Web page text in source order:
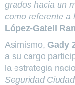
grados hacia un
como referente a
López-Gatell
Asimismo, Gady
a su cargo
la estrategia
Seguridad